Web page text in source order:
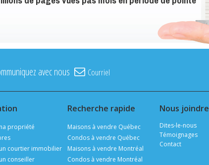
avec nous Courriel
propriété
courtier immobilier
conseiller
Recherche rapide
Maisons à vendre Québec
Condos à vendre Québec
Maisons à vendre Montréal
Condos à vendre Montréal
Nous joindre
Dites-le-nous
Témoignages
Contact